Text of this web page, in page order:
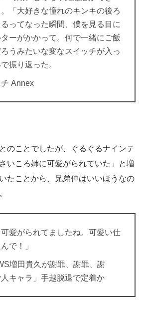
「大好きな憧れのキンキの後ろ
ってなった瞬間、僕を見る目に
ーがかかって。何で一緒にご飯
うみたいな変なスイッチが入っ
振り返った。
Annex
のことでしたが、ぐるぐるナインテ
いころ姉に可愛がられていた」と増
たことから、兄弟仲はいいほうなの
可愛がられてましたね。可愛い仕
で！」
増田貴久が謝罪、謝罪、謝
キャラ」手越脱退で定着か